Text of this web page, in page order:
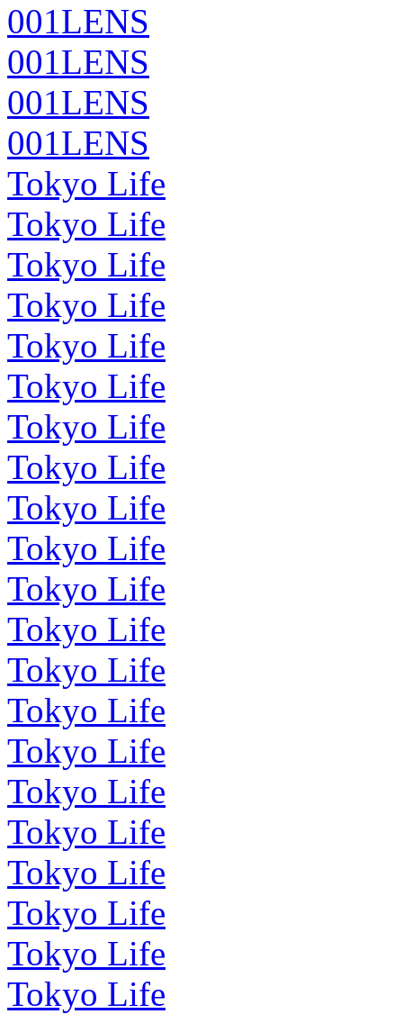
001LENS
001LENS
001LENS
001LENS
Tokyo Life
Tokyo Life
Tokyo Life
Tokyo Life
Tokyo Life
Tokyo Life
Tokyo Life
Tokyo Life
Tokyo Life
Tokyo Life
Tokyo Life
Tokyo Life
Tokyo Life
Tokyo Life
Tokyo Life
Tokyo Life
Tokyo Life
Tokyo Life
Tokyo Life
Tokyo Life
Tokyo Life